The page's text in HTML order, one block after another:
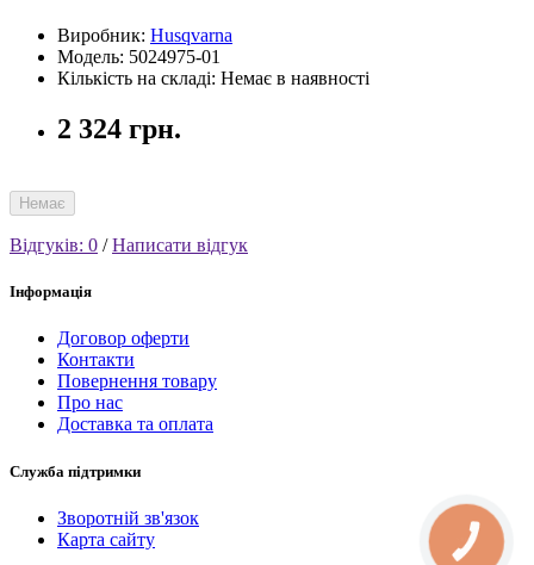
Виробник: Husqvarna
Модель: 5024975-01
Кількість на складі: Немає в наявності
2 324 грн.
Немає
Відгуків: 0 /Написати відгук
Інформація
Договор оферти
Контакти
Повернення товару
Про нас
Доставка та оплата
Служба підтримки
Зворотній зв'язок
Карта сайту
КНОПКА
СВЯЗИ